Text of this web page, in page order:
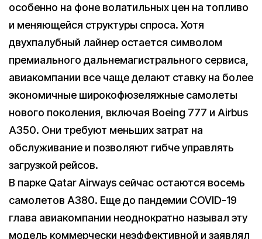
особенно на фоне волатильных цен на топливо
и меняющейся структуры спроса. Хотя
двухпалубный лайнер остается символом
премиального дальнемагистрального сервиса,
авиакомпании все чаще делают ставку на более
экономичные широкофюзеляжные самолеты
нового поколения, включая Boeing 777 и Airbus
A350. Они требуют меньших затрат на
обслуживание и позволяют гибче управлять
загрузкой рейсов.
В парке Qatar Airways сейчас остаются восемь
самолетов A380. Еще до пандемии COVID-19
глава авиакомпании неоднократно называл эту
модель коммерчески неэффективной и заявлял